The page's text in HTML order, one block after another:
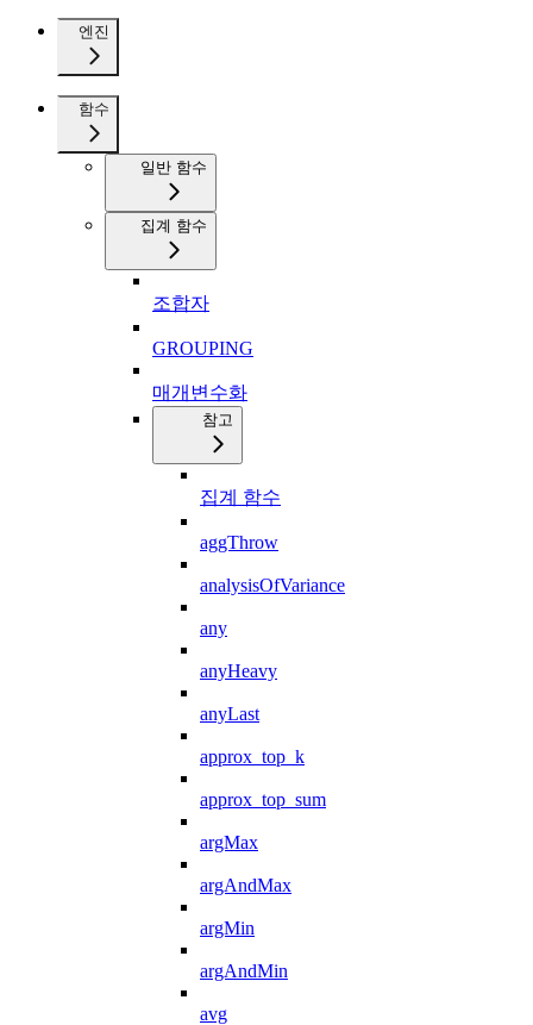
엔진
함수
일반 함수
집계 함수
조합자
GROUPING
매개변수화
참고
집계 함수
aggThrow
analysisOfVariance
any
anyHeavy
anyLast
approx_top_k
approx_top_sum
argMax
argAndMax
argMin
argAndMin
avg